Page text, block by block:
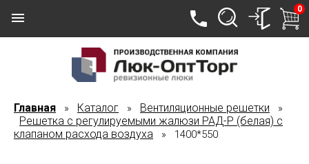
0
Главная » Каталог » Вентиляционные решетки »
Решетка с регулируемыми жалюзи РАД-Р (белая) с
клапаном расхода воздуха » 1400*550